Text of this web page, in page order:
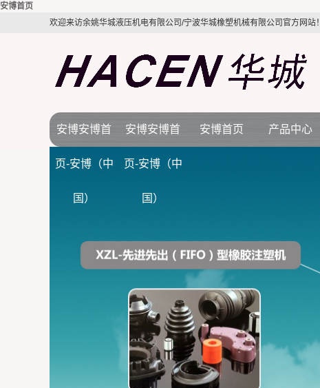
安博首页
欢迎来访余姚华城液压机电有限公司/宁波华城橡塑机械有限公司官方网站！
安博安博首
页-安博（中
国）
安博安博首
页-安博（中
国）
公司简介
安博首页 产品中心
拉伸机